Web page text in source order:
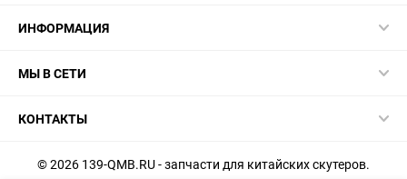
ИНФОРМАЦИЯ
МЫ В СЕТИ
КОНТАКТЫ
© 2026 139-QMB.RU - запчасти для китайских скутеров.